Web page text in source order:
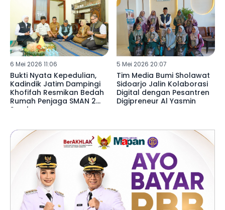
6 Mei 2026 11:06
Bukti Nyata Kepedulian,
Kadindik Jatim Dampingi
Khofifah Resmikan Bedah
Rumah Penjaga SMAN 2
Surabaya
5 Mei 2026 20:07
Tim Media Bumi Sholawat
Sidoarjo Jalin Kolaborasi
Digital dengan Pesantren
Digipreneur Al Yasmin